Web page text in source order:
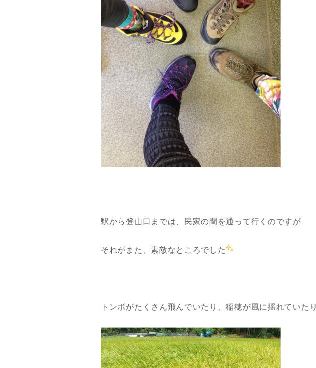
駅から登山口までは、民家の間を通って行くのですが
それがまた、素敵なところでした
トンボがたくさん飛んでいたり、稲穂が風に揺れていたり